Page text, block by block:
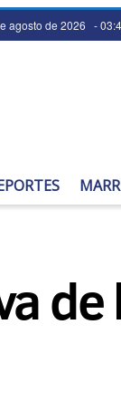
agosto de 2026 -
de